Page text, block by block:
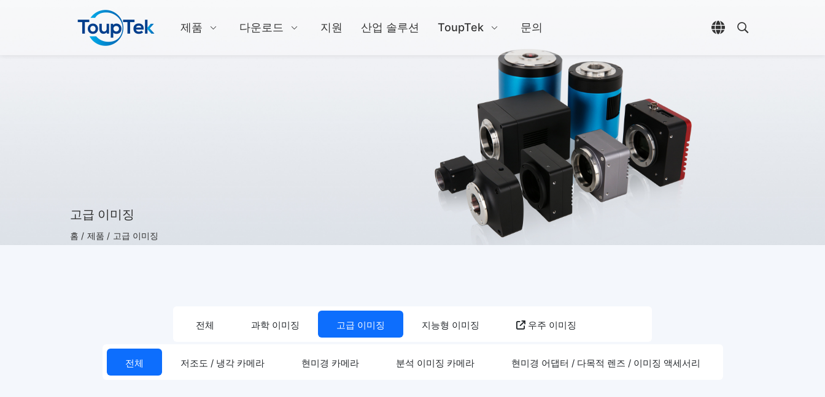
제품 다운로드 지원 산업 솔루션 ToupTek 문의
언어 선택 열기
검색 열기
고급 이미징
홈 / 제품 / 고급 이미징
전체 과학 이미징 고급 이미징 지능형 이미징 우주 이미징
전체 저조도 / 냉각 카메라 현미경 카메라 분석 이미징 카메라 현미경 어댑터 / 다목적 렌즈 / 이미징 액세서리